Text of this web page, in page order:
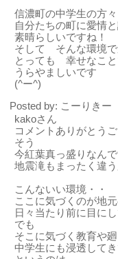
信濃町の中学生の方
自分たちの町に愛情
素晴らしいですね！
そして そんな環境
とっても 幸せなこ
うらやましいです
(^ー^)
Posted by: こーりきー
kakoさん
コメントありがとう
そう
今紅葉真っ盛りなん
地震滝もまったく違
こんないい環境・・
ここに気づくのが地
日々当たり前に目に
でも
そこに気づく教育や
中学生にも浸透して